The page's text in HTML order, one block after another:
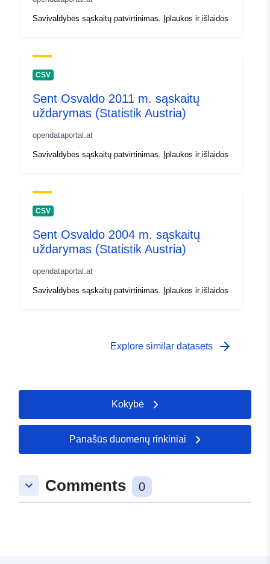
Savivaldybės sąskaitų patvirtinimas. Įplaukos ir išlaidos
CSV
Sent Osvaldo 2011 m. sąskaitų
uždarymas (Statistik Austria)
opendataportal.at
Savivaldybės sąskaitų patvirtinimas. Įplaukos ir išlaidos
CSV
Sent Osvaldo 2004 m. sąskaitų
uždarymas (Statistik Austria)
opendataportal.at
Savivaldybės sąskaitų patvirtinimas. Įplaukos ir išlaidos
Explore similar datasets arrow_forward
Kokybė
Panašūs duomenų rinkiniai
keyboard_arrow_down Comments 0